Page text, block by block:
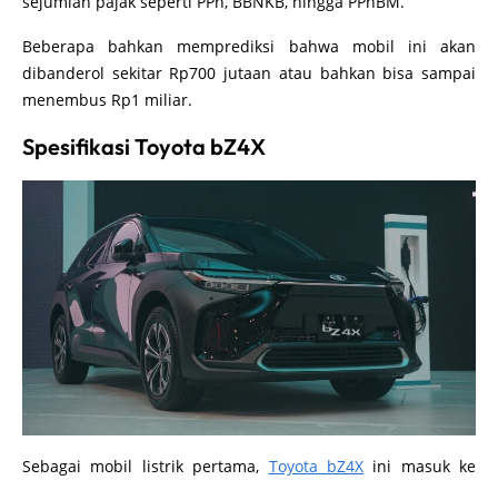
Beberapa bahkan memprediksi bahwa mobil ini akan
dibanderol sekitar Rp700 jutaan atau bahkan bisa sampai
menembus Rp1 miliar.
Spesifikasi Toyota bZ4X
Sebagai mobil listrik pertama, Toyota bZ4Xini masuk ke